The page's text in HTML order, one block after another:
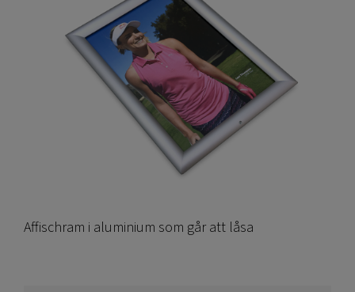
Affischram i aluminium som går att låsa